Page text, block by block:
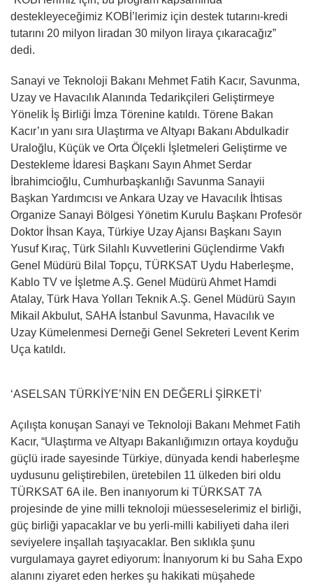
destekleyeceğimiz KOBİ’lerimiz için destek tutarını-kredi
tutarını 20 milyon liradan 30 milyon liraya çıkaracağız”
dedi.
Sanayi ve Teknoloji Bakanı Mehmet Fatih Kacır, Savunma,
Uzay ve Havacılık Alanında Tedarikçileri Geliştirmeye
Yönelik İş Birliği İmza Törenine katıldı. Törene Bakan
Kacır’ın yanı sıra Ulaştırma ve Altyapı Bakanı Abdulkadir
Uraloğlu, Küçük ve Orta Ölçekli İşletmeleri Geliştirme ve
Destekleme İdaresi Başkanı Sayın Ahmet Serdar
İbrahimcioğlu, Cumhurbaşkanlığı Savunma Sanayii
Başkan Yardımcısı ve Ankara Uzay ve Havacılık İhtisas
Organize Sanayi Bölgesi Yönetim Kurulu Başkanı Profesör
Doktor İhsan Kaya, Türkiye Uzay Ajansı Başkanı Sayın
Yusuf Kıraç, Türk Silahlı Kuvvetlerini Güçlendirme Vakfı
Genel Müdürü Bilal Topçu, TÜRKSAT Uydu Haberleşme,
Kablo TV ve İşletme A.Ş. Genel Müdürü Ahmet Hamdi
Atalay, Türk Hava Yolları Teknik A.Ş. Genel Müdürü Sayın
Mikail Akbulut, SAHA İstanbul Savunma, Havacılık ve
Uzay Kümelenmesi Derneği Genel Sekreteri Levent Kerim
Uça katıldı.
‘ASELSAN TÜRKİYE’NİN EN DEĞERLİ ŞİRKETİ’
Açılışta konuşan Sanayi ve Teknoloji Bakanı Mehmet Fatih
Kacır, “Ulaştırma ve Altyapı Bakanlığımızın ortaya koyduğu
güçlü irade sayesinde Türkiye, dünyada kendi haberleşme
uydusunu geliştirebilen, üretebilen 11 ülkeden biri oldu
TÜRKSAT 6A ile. Ben inanıyorum ki TÜRKSAT 7A
projesinde de yine milli teknoloji müesseselerimiz el birliği,
güç birliği yapacaklar ve bu yerli-milli kabiliyeti daha ileri
seviyelere inşallah taşıyacaklar. Ben sıklıkla şunu
vurgulamaya gayret ediyorum: İnanıyorum ki bu Saha Expo
alanını ziyaret eden herkes şu hakikati müşahede